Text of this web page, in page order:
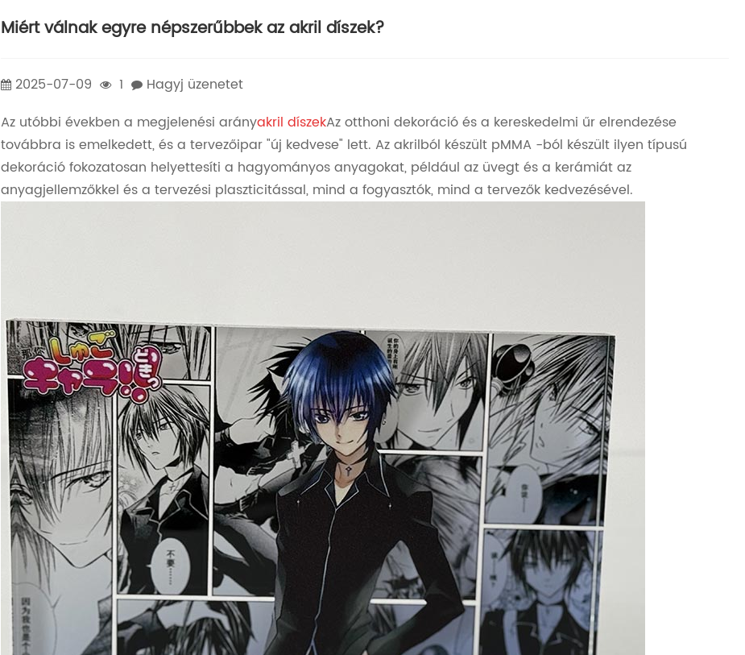
Miért válnak egyre népszerűbbek az akril díszek?
2025-07-09 1
Hagyj üzenetet
Az utóbbi években a megjelenési arányakril díszekAz otthoni dekoráció és a kereskedelmi űr elrendezése
továbbra is emelkedett, és a tervezőipar "új kedvese" lett. Az akrilból készült pMMA -ból készült ilyen típusú
dekoráció fokozatosan helyettesíti a hagyományos anyagokat, például az üvegt és a kerámiát az
anyagjellemzőkkel és a tervezési plaszticitással, mind a fogyasztók, mind a tervezők kedvezésével.